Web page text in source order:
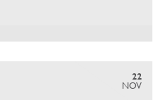
22
NOV